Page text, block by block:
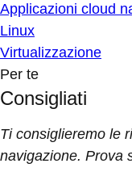
Applicazioni cloud
Linux
Virtualizzazione
Per te
Consigliati
Ti consiglieremo le
navigazione. Prova